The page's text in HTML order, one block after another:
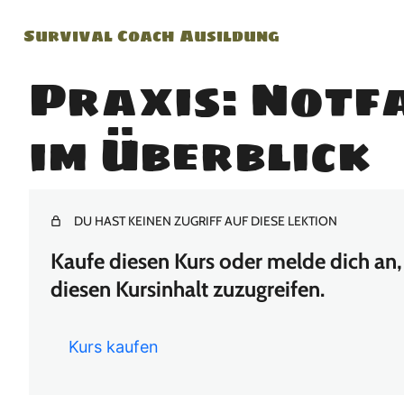
Survival Coach Ausildung
Praxis:
im Überblick
DU HAST KEINEN ZUGRIFF AUF DIESE LEKTION
Kaufe diesen Kurs oder melde dich
diesen Kursinhalt zuzugreifen.
Kurs kaufen